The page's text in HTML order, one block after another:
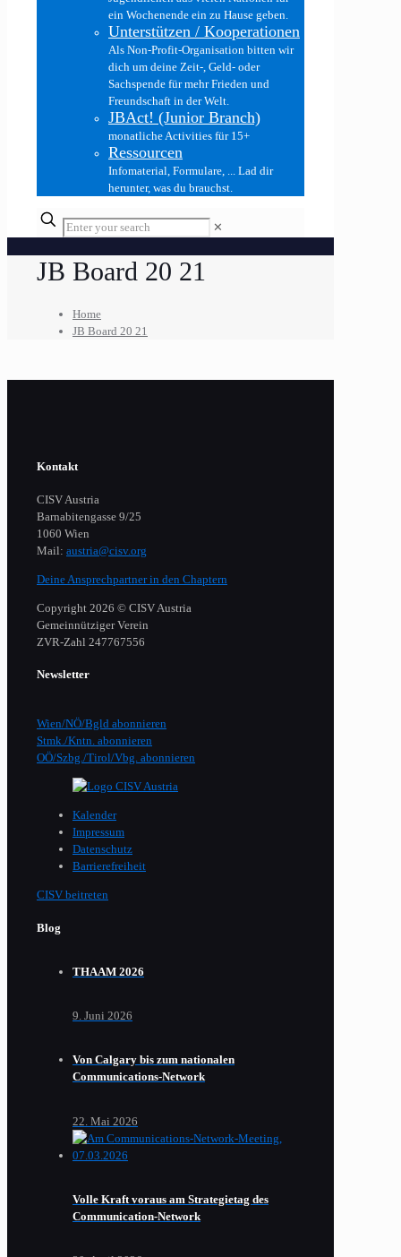
ein Wochenende ein zu Hause geben.
Unterstützen / Kooperationen
Als Non-Profit-Organisation bitten wir
dich um deine Zeit-, Geld- oder
Sachspende für mehr Frieden und
Freundschaft in der Welt.
JBAct! (Junior Branch)
monatliche Activities für 15+
Ressourcen
Infomaterial, Formulare, ... Lad dir
herunter, was du brauchst.
✕
JB Board 20 21
Home
JB Board 20 21
Kontakt
CISV Austria
Barnabitengasse 9/25
1060 Wien
Mail: austria@cisv.org
Deine Ansprechpartner in den Chaptern
Copyright 2026 © CISV Austria
Gemeinnütziger Verein
​ZVR-Zahl 247767556
Newsletter
Wien/NÖ/Bgld abonnieren
Stmk./Kntn. abonnieren
OÖ/Szbg./Tirol/Vbg. abonnieren
Kalender
Impressum
Datenschutz
Barrierefreiheit
CISV beitreten
Blog
THAAM 2026
9. Juni 2026
Von Calgary bis zum nationalen
Communications-Network
22. Mai 2026
Volle Kraft voraus am Strategietag des
Communication-Network